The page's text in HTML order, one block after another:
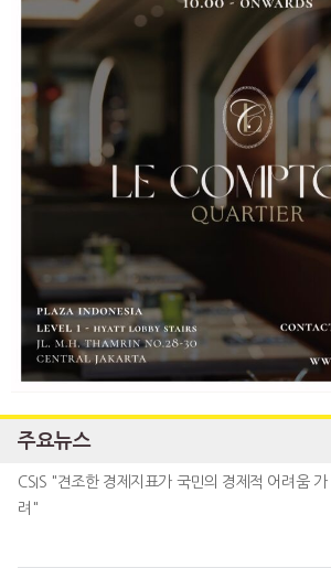
주요뉴스
CSIS "견조한 경제지표가 국민의 경제적 어려움 가
려"